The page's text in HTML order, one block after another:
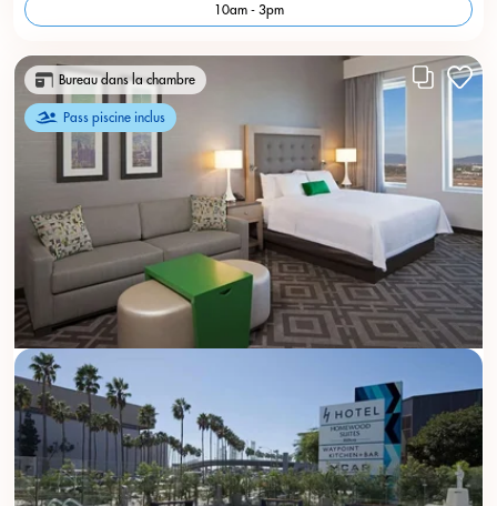
10am - 3pm
Bureau dans la chambre
Pass piscine inclus